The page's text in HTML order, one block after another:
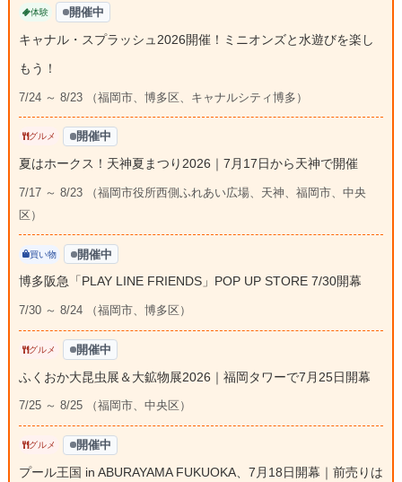
体験 開催中
キャナル・スプラッシュ2026開催！ミニオンズと水遊びを楽し
もう！
7/24 ～ 8/23 （福岡市、博多区、キャナルシティ博多）
グルメ 開催中
夏はホークス！天神夏まつり2026｜7月17日から天神で開催
7/17 ～ 8/23 （福岡市役所西側ふれあい広場、天神、福岡市、中央
区）
買い物 開催中
博多阪急「PLAY LINE FRIENDS」POP UP STORE 7/30開幕
7/30 ～ 8/24 （福岡市、博多区）
グルメ 開催中
ふくおか大昆虫展＆大鉱物展2026｜福岡タワーで7月25日開幕
7/25 ～ 8/25 （福岡市、中央区）
グルメ 開催中
プール王国 in ABURAYAMA FUKUOKA、7月18日開幕｜前売りは